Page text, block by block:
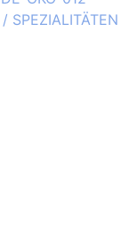
SPEZIALITÄTEN